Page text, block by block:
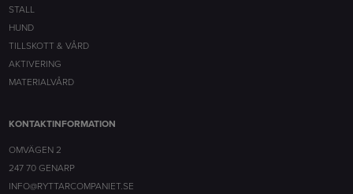
STALL
HUND
TILLSKOTT & VÅRD
AKTIVERING
MATERIALVÅRD
KONTAKTINFORMATION
OMVÄGEN 2
247 70 GENARP
INFO@RYTTARCOMPANIET.SE